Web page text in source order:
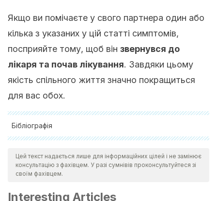
Якщо ви помічаєте у свого партнера один або
кілька з указаних у цій статті симптомів,
посприяйте тому, щоб він звернувся до
лікаря та почав лікування. Завдяки цьому
якість спільного життя значно покращиться
для вас обох.
Бібліографія
Encyclopedia of Mental Health: Second Edition.
https://doi.org/10.1016/B978-0-12-397045-9.00002-1
Цей текст надається лише для інформаційних цілей і не замінює
консультацію з фахівцем. У разі сумнівів проконсультуйтеся зі
своїм фахівцем.
Interesting Articles